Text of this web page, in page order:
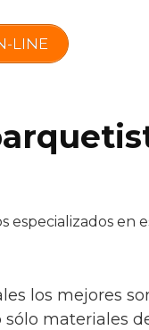
LINE
en
los mejores
materiales